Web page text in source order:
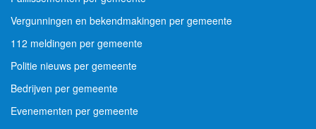
Vergunningen en bekendmakingen per gemeente
112 meldingen per gemeente
Politie nieuws per gemeente
Bedrijven per gemeente
Evenementen per gemeente